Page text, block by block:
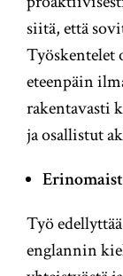
siitä, että
Työskentelet
eteenpäin
rakentavasti
ja osallistut
Työ
englannin